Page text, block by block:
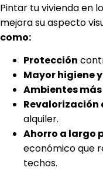
Pintar tu vivienda en
mejora su aspecto
como:
Protección
Mayor higiene
Ambientes
Revalorización
alquiler.
Ahorro a largo
económico que
techos.